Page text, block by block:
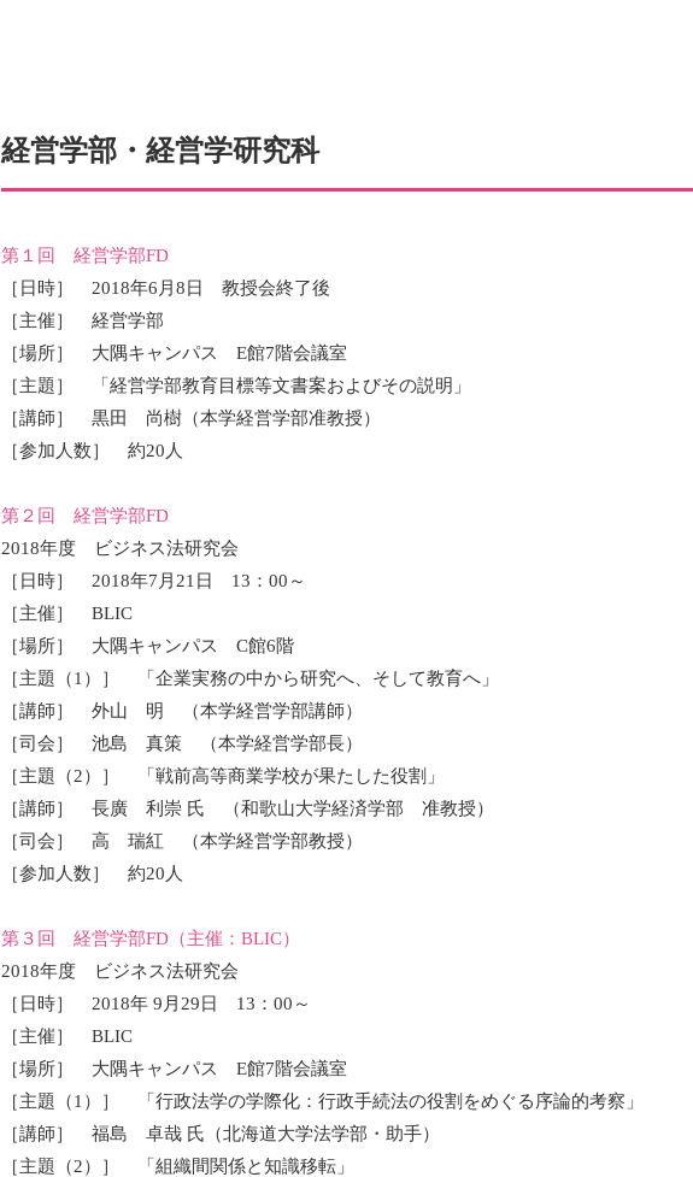
経営学部・経営学研究科
第１回 経営学部FD
［日時］ 2018年6月8日 教授会終了後
［主催］ 経営学部
［場所］ 大隅キャンパス E館7階会議室
［主題］ 「経営学部教育目標等文書案およびその説明」
［講師］ 黒田 尚樹（本学経営学部准教授）
［参加人数］ 約20人
第２回 経営学部FD
2018年度 ビジネス法研究会
［日時］ 2018年7月21日 13：00～
［主催］ BLIC
［場所］ 大隅キャンパス C館6階
［主題（1）］ 「企業実務の中から研究へ、そして教育へ」
［講師］ 外山 明 （本学経営学部講師）
［司会］ 池島 真策 （本学経営学部長）
［主題（2）］ 「戦前高等商業学校が果たした役割」
［講師］ 長廣 利崇 氏 （和歌山大学経済学部 准教授）
［司会］ 高 瑞紅 （本学経営学部教授）
［参加人数］ 約20人
第３回 経営学部FD（主催：BLIC）
2018年度 ビジネス法研究会
［日時］ 2018年 9月29日 13：00～
［主催］ BLIC
［場所］ 大隅キャンパス E館7階会議室
［主題（1）］ 「行政法学の学際化：行政手続法の役割をめぐる序論的考察」
［講師］ 福島 卓哉 氏（北海道大学法学部・助手）
［主題（2）］ 「組織間関係と知識移転」